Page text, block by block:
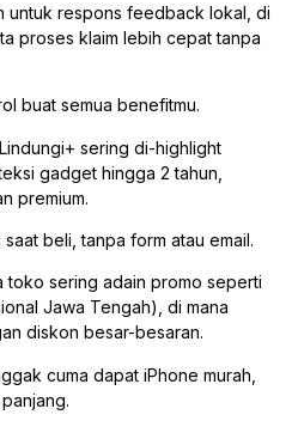
untuk respons feedback lokal, di
proses klaim lebih cepat tanpa
buat semua benefitmu.
sering di-highlight
gadget hingga 2 tahun,
premium.
beli, tanpa form atau email.
toko sering adain promo seperti
Jawa Tengah), di mana
diskon besar-besaran.
cuma dapat iPhone murah,